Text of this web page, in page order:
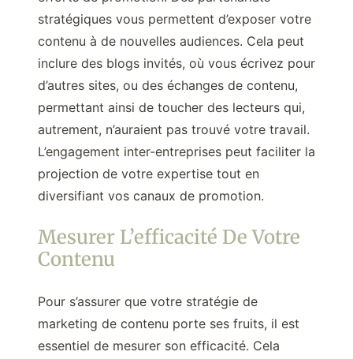
stratégiques vous permettent d’exposer votre
contenu à de nouvelles audiences. Cela peut
inclure des blogs invités, où vous écrivez pour
d’autres sites, ou des échanges de contenu,
permettant ainsi de toucher des lecteurs qui,
autrement, n’auraient pas trouvé votre travail.
L’engagement inter-entreprises peut faciliter la
projection de votre expertise tout en
diversifiant vos canaux de promotion.
Mesurer L’efficacité De Votre
Contenu
Pour s’assurer que votre stratégie de
marketing de contenu porte ses fruits, il est
essentiel de mesurer son efficacité. Cela